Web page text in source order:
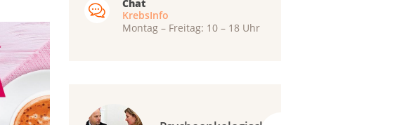
Ligue jurassienne contre le cancer
Krebsliga Solothurn
Chat
KrebsInfo
Montag – Freitag: 10 – 18 Uhr